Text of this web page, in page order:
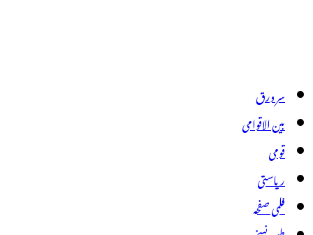
سر ورق
بین الاقوامی
قومی
ریاستی
فلمی صفحہ